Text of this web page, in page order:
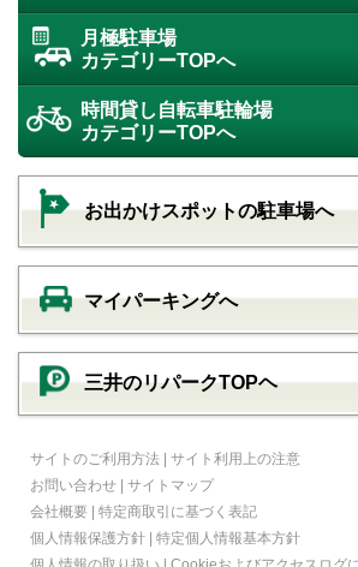
月極駐車場
カテゴリーTOPへ
時間貸し自転車駐輪場
カテゴリーTOPへ
お出かけスポットの駐車場へ
マイパーキングへ
三井のリパークTOPヘ
サイトのご利用方法 | サイト利用上の注意
お問い合わせ | サイトマップ
会社概要 | 特定商取引に基づく表記
個人情報保護方針 | 特定個人情報基本方針